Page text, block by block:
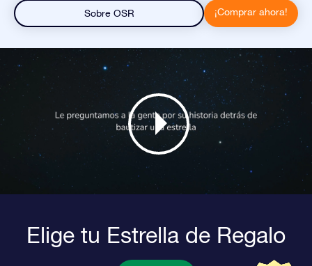
Sobre OSR ¡Comprar ahora!
Elige tu Estrella de Regalo